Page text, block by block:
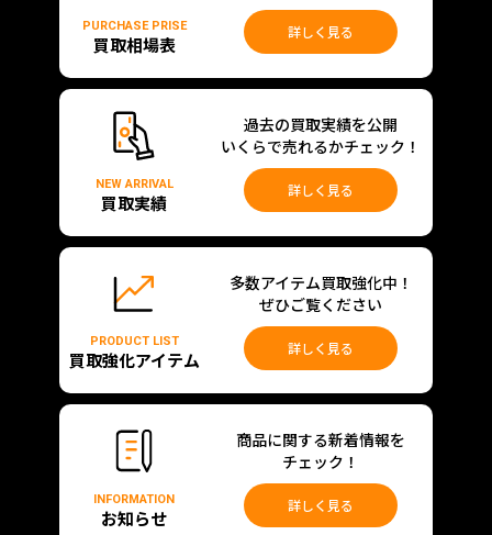
PURCHASE PRISE
買取相場表
詳しく見る
NEW ARRIVAL
買取実績
過去の買取実績を公開
いくらで売れるかチェック！
詳しく見る
PRODUCT LIST
買取強化アイテム
多数アイテム買取強化中！
ぜひご覧ください
詳しく見る
INFORMATION
お知らせ
商品に関する新着情報を
チェック！
詳しく見る